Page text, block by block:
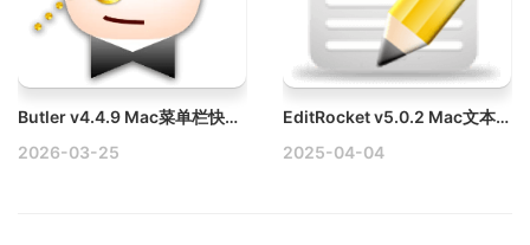
Butler v4.4.9 Mac菜单栏快速启动工具破解版
2026-03-25
EditRocket v5.0.2 Mac文本和代码编辑器破解版
2025-04-04